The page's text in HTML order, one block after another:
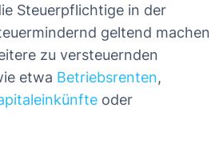
Steuerpflichtige in der
geltend machen
zu versteuernden
etwa Betriebsrenten,
oder